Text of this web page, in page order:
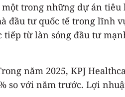
trong những dự án
đầu tư quốc tế trong lĩnh
từ làn sóng đầu tư
năm 2025, KPJ
so với năm trước. Lợi